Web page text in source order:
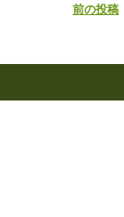
前の投稿